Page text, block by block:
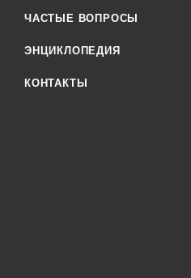
ЧАСТЫЕ ВОПРОСЫ
ЭНЦИКЛОПЕДИЯ
КОНТАКТЫ